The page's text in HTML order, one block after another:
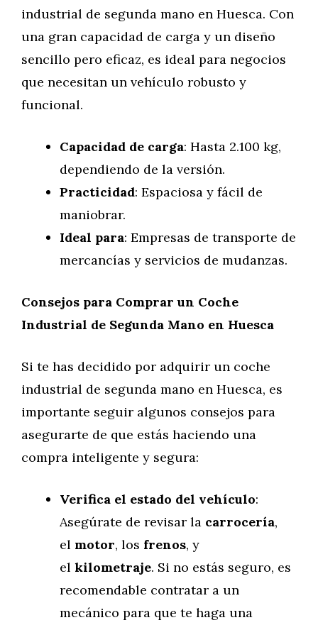
industrial de segunda mano en Huesca. Con
una gran capacidad de carga y un diseño
sencillo pero eficaz, es ideal para negocios
que necesitan un vehículo robusto y
funcional.
Capacidad de carga: Hasta 2.100 kg,
dependiendo de la versión.
Practicidad: Espaciosa y fácil de
maniobrar.
Ideal para: Empresas de transporte de
mercancías y servicios de mudanzas.
Consejos para Comprar un Coche
Industrial de Segunda Mano en Huesca
Si te has decidido por adquirir un coche
industrial de segunda mano en Huesca, es
importante seguir algunos consejos para
asegurarte de que estás haciendo una
compra inteligente y segura:
Verifica el estado del vehículo:
Asegúrate de revisar la carrocería,
el motor, los frenos, y
el kilometraje. Si no estás seguro, es
recomendable contratar a un
mecánico para que te haga una